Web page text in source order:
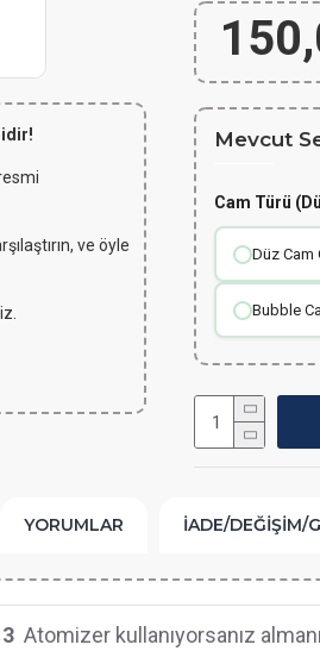
ve öyle
Mevcut
Cam Türü
Düz Cam
Bubble
YORUMLAR İADE/DEĞIŞIM/
Atomizer kullanıyorsanız